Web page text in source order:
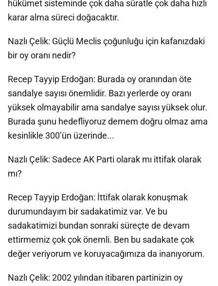
hükümet sisteminde çok daha süratle çok daha hızlı
karar alma süreci doğacaktır.
Nazlı Çelik: Güçlü Meclis çoğunluğu için kafanızdaki
bir oy oranı nedir?
Recep Tayyip Erdoğan: Burada oy oranından öte
sandalye sayısı önemlidir. Bazı yerlerde oy oranı
yüksek olmayabilir ama sandalye sayısı yüksek olur.
Burada şunu hedefliyoruz demem doğru olmaz ama
kesinlikle 300’ün üzerinde...
Nazlı Çelik: Sadece AK Parti olarak mı ittifak olarak
mı?
Recep Tayyip Erdoğan: İttifak olarak konuşmak
durumundayım bir sadakatimiz var. Ve bu
sadakatimizi bundan sonraki süreçte de devam
ettirmemiz çok çok önemli. Ben bu sadakate çok
değer veriyorum ve koruyacağımıza da inanıyorum.
Nazlı Çelik: 2002 yılından itibaren partinizin oy